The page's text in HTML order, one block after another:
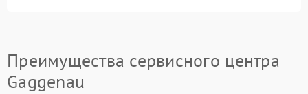
Преимущества сервисного центра
Gaggenau